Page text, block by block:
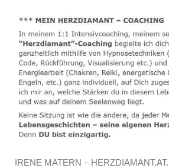
IRENE MATERN – HERZDIAMANT.AT.